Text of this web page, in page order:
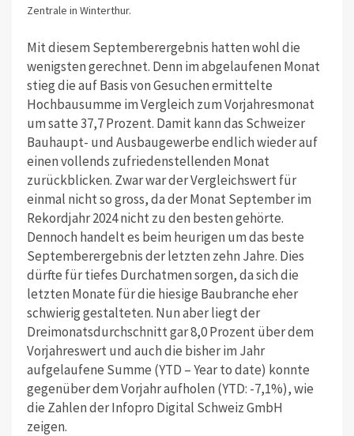
Zentrale in Winterthur.
Mit diesem Septemberergebnis hatten wohl die
wenigsten gerechnet. Denn im abgelaufenen Monat
stieg die auf Basis von Gesuchen ermittelte
Hochbausumme im Vergleich zum Vorjahresmonat
um satte 37,7 Prozent. Damit kann das Schweizer
Bauhaupt- und Ausbaugewerbe endlich wieder auf
einen vollends zufriedenstellenden Monat
zurückblicken. Zwar war der Vergleichswert für
einmal nicht so gross, da der Monat September im
Rekordjahr 2024 nicht zu den besten gehörte.
Dennoch handelt es beim heurigen um das beste
Septemberergebnis der letzten zehn Jahre. Dies
dürfte für tiefes Durchatmen sorgen, da sich die
letzten Monate für die hiesige Baubranche eher
schwierig gestalteten. Nun aber liegt der
Dreimonatsdurchschnitt gar 8,0 Prozent über dem
Vorjahreswert und auch die bisher im Jahr
aufgelaufene Summe (YTD – Year to date) konnte
gegenüber dem Vorjahr aufholen (YTD: -7,1%), wie
die Zahlen der Infopro Digital Schweiz GmbH
zeigen.